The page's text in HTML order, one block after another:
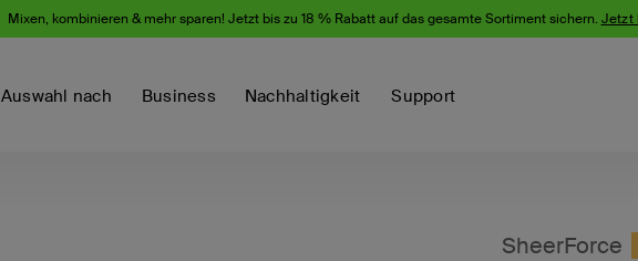
Mixen, kombinieren & mehr sparen! Jetzt bis zu 18 % Rabatt auf das gesamte Sortiment sichern. Jetzt
Auswahl nach Business Nachhaltigkeit Support
SheerForce